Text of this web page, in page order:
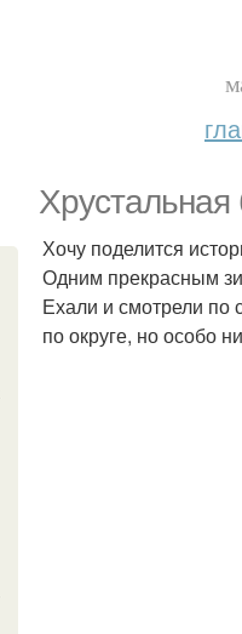
Хрустальная
Хочу поделится
Одним прекрасным
Ехали и смотрели по
по округе, но особо